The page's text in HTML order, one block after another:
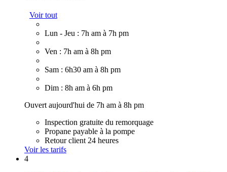
Voir tout
Lun - Jeu : 7h am à 7h pm
Ven : 7h am à 8h pm
Sam : 6h30 am à 8h pm
Dim : 8h am à 6h pm
Ouvert aujourd'hui de 7h am à 8h pm
Inspection gratuite du remorquage
Propane payable à la pompe
Retour client 24 heures
Voir les tarifs
4